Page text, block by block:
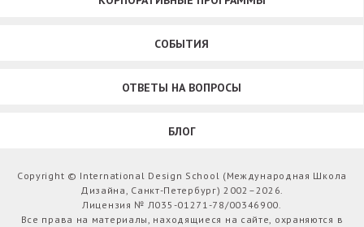
СОБЫТИЯ
ОТВЕТЫ НА ВОПРОСЫ
БЛОГ
Copyright © International Design School (Международная Школа
Дизайна, Санкт-Петербург) 2002–2026.
Лицензия № Л035-01271-78/00346900.
Все права на материалы, находящиеся на сайте, охраняются в